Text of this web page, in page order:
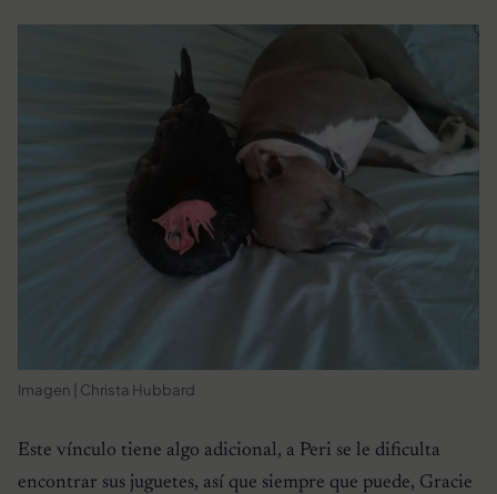
Imagen | Christa Hubbard
Este vínculo tiene algo adicional, a Peri se le dificulta
encontrar sus juguetes, así que siempre que puede, Gracie